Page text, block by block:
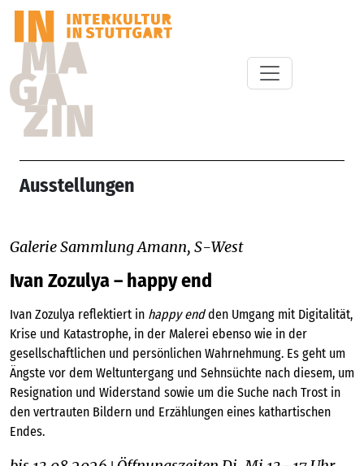
Ausstellungen
Galerie Sammlung Amann, S-West
Ivan Zozulya – happy end
Ivan Zozulya reflektiert in happy endden Umgang mit Digitalität,
Krise und Katastrophe, in der Malerei ebenso wie in der
gesellschaftlichen und persönlichen Wahrnehmung. Es geht um
Ängste vor dem Weltuntergang und Sehnsüchte nach diesem, um
Resignation und Widerstand sowie um die Suche nach Trost in
den vertrauten Bildern und Erzählungen eines kathartischen
Endes.